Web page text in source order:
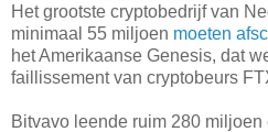
Het grootste cryptobedrijf van
minimaal 55 miljoen moeten
het Amerikaanse Genesis, dat
faillissement van cryptobeurs
Bitvavo leende ruim 280